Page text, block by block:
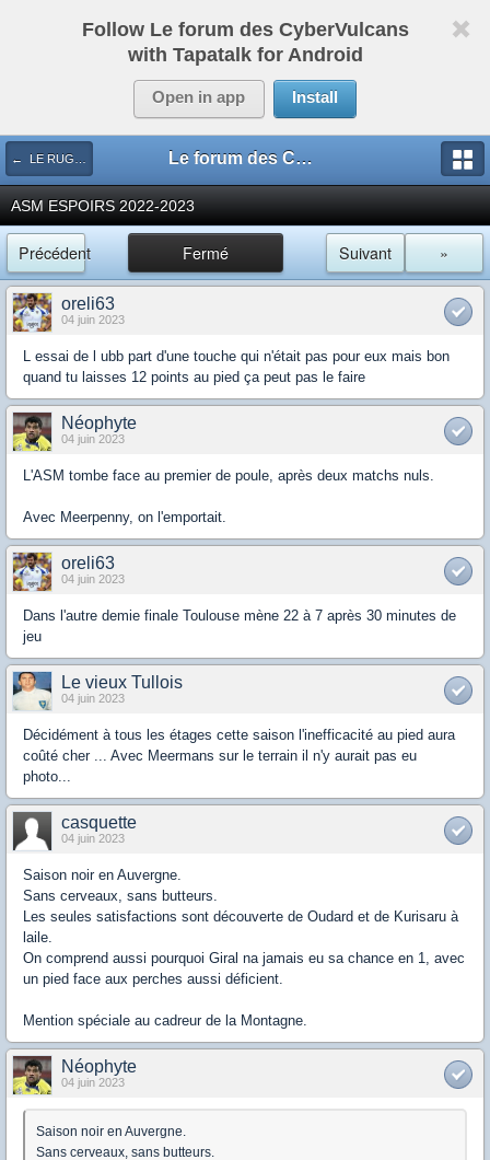
Follow Le forum des CyberVulcans
with Tapatalk for Android
Open in app Install
← LE RUGBY DE CHEZ NOUS Le forum des CyberVulcans
ASM ESPOIRS 2022-2023
Fermé
Précédent »
Suivant
oreli63
04 juin 2023
L essai de l ubb part d'une touche qui n'était pas pour eux mais bon
quand tu laisses 12 points au pied ça peut pas le faire
Néophyte
04 juin 2023
L'ASM tombe face au premier de poule, après deux matchs nuls.
Avec Meerpenny, on l'emportait.
oreli63
04 juin 2023
Dans l'autre demie finale Toulouse mène 22 à 7 après 30 minutes de
jeu
Le vieux Tullois
04 juin 2023
Décidément à tous les étages cette saison l'inefficacité au pied aura
coûté cher ... Avec Meermans sur le terrain il n'y aurait pas eu
photo...
casquette
04 juin 2023
Saison noir en Auvergne.
Sans cerveaux, sans butteurs.
Les seules satisfactions sont découverte de Oudard et de Kurisaru à
laile.
On comprend aussi pourquoi Giral na jamais eu sa chance en 1, avec
un pied face aux perches aussi déficient.
Mention spéciale au cadreur de la Montagne.
Néophyte
04 juin 2023
Saison noir en Auvergne.
Sans cerveaux, sans butteurs.